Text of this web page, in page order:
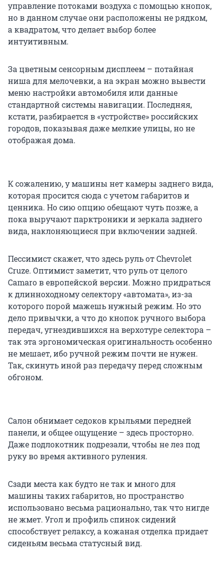
управление потоками воздуха с помощью кнопок,
но в данном случае они расположены не рядком,
а квадратом, что делает выбор более
интуитивным.
За цветным сенсорным дисплеем – потайная
ниша для мелочевки, а на экран можно вывести
меню настройки автомобиля или данные
стандартной системы навигации. Последняя,
кстати, разбирается в «устройстве» российских
городов, показывая даже мелкие улицы, но не
отображая дома.
К сожалению, у машины нет камеры заднего вида,
которая просится сюда с учетом габаритов и
ценника. Но сию опцию обещают чуть позже, а
пока выручают парктроники и зеркала заднего
вида, наклоняющиеся при включении задней.
Пессимист скажет, что здесь руль от Chevrolet
Cruze. Оптимист заметит, что руль от целого
Camaro в европейской версии. Можно придраться
к длинноходному селектору «автомата», из-за
которого порой мажешь нужный режим. Но это
дело привычки, а что до кнопок ручного выбора
передач, угнездившихся на верхотуре селектора –
так эта эргономическая оригинальность особенно
не мешает, ибо ручной режим почти не нужен.
Так, скинуть иной раз передачу перед сложным
обгоном.
Салон обнимает седоков крыльями передней
панели, и общее ощущение – здесь просторно.
Даже подлокотник подрезали, чтобы не лез под
руку во время активного руления.
Сзади места как будто не так и много для
машины таких габаритов, но пространство
использовано весьма рационально, так что нигде
не жмет. Угол и профиль спинок сидений
способствует релаксу, а кожаная отделка придает
сиденьям весьма статусный вид.